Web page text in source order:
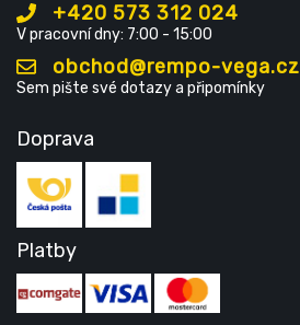
+420 573 312 024
V pracovní dny: 7:00 - 15:00
obchod@rempo-vega.cz
Sem pište své dotazy a připomínky
Doprava
Platby